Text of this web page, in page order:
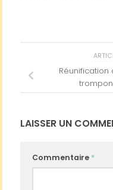
Réunification
LAISSER UN
Commentaire *